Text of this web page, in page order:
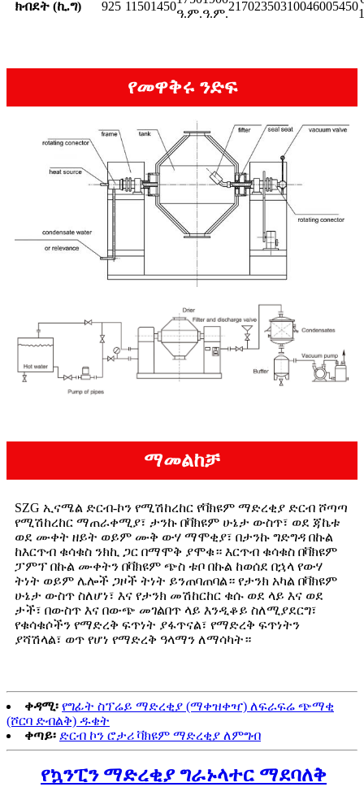
ክብደት (ኪ.ግ) 925 11501450
ዓ.ም.ዓ.ም.
21702350310046005450
የመዋቅሩ ንድፍ
ማመልከቻ
SZG ኢናሜል ድርብ-ኮን የሚሽከረከር የቫክዩም ማድረቂያ ድርብ ሾጣጣ
የሚሽከረከር ማጠራቀሚያ፣ ታንኩ በቫክዩም ሁኔታ ውስጥ፣ ወደ ጃኬቱ
ወደ ሙቀት ዘይት ወይም ሙቅ ውሃ ማሞቂያ፣ በታንኩ ግድግዳ በኩል
ከእርጥብ ቁሳቁስ ንክኪ ጋር በማሞቅ ያሞቁ። እርጥብ ቁሳቁስ በቫክዩም
ፓምፕ በኩል ሙቀትን በቫክዩም ጭስ ቱቦ በኩል ከወሰደ በኋላ የውሃ
ትነት ወይም ሌሎች ጋዞች ትነት ይንጠባጠባል። የታንክ አካል በቫክዩም
ሁኔታ ውስጥ ስለሆነ፣ እና የታንክ መሽከርከር ቁሱ ወደ ላይ እና ወደ
ታች፣ በውስጥ እና በውጭ መገልበጥ ላይ እንዲቆይ ስለሚያደርግ፣
የቁሳቁሶችን የማድረቅ ፍጥነት ያፋጥናል፣ የማድረቅ ፍጥነትን
ያሻሽላል፣ ወጥ የሆነ የማድረቅ ዓላማን ለማሳካት።
ቀዳሚ፡ የግፊት ስፕሬይ ማድረቂያ (ማቀዝቀዣ) ለፍራፍሬ ጭማቂ
(ሾርባ ድብልቅ) ዱቄት
ቀጣይ፡ ድርብ ኮን ሮታሪ ቫክዩም ማድረቂያ ለምግብ
የኳንፒን ማድረቂያ ግራኑላተር ማደባለቅ